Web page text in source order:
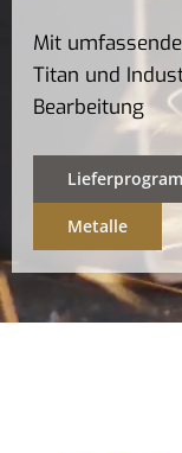
Mit
Titan und
Bearbeitung
Metalle